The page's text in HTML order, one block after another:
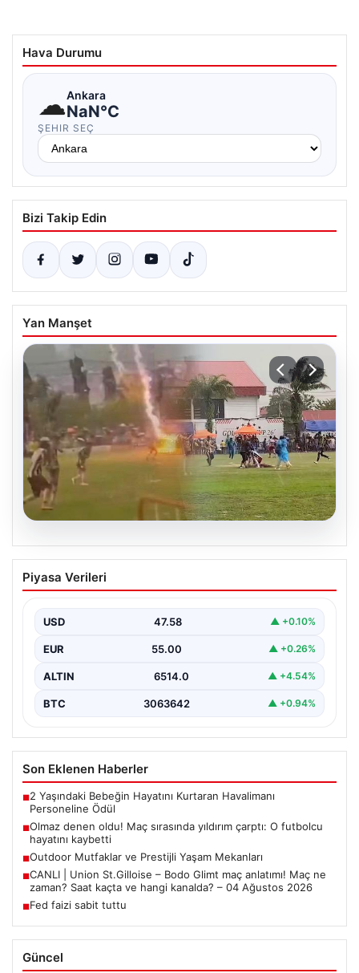
Hava Durumu
☁Ankara
NaN°C
ŞEHIR SEÇ
Bizi Takip Edin
Yan Manşet
Olmaz denen oldu! Maç sırasında
yıldırım çarptı: O futbolcu hayatını
Piyasa Verileri
USD 47.58 ▲ +0.10%
EUR 55.00 ▲ +0.26%
ALTIN 6514.0 ▲ +4.54%
BTC 3063642 ▲ +0.94%
Son Eklenen Haberler
■2 Yaşındaki Bebeğin Hayatını Kurtaran Havalimanı
Personeline Ödül
■Olmaz denen oldu! Maç sırasında yıldırım çarptı: O futbolcu
hayatını kaybetti
■Outdoor Mutfaklar ve Prestijli Yaşam Mekanları
■CANLI | Union St.Gilloise – Bodo Glimt maç anlatımı! Maç ne
zaman? Saat kaçta ve hangi kanalda? – 04 Ağustos 2026
■Fed faizi sabit tuttu
Güncel